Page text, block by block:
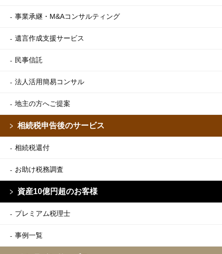
事業承継・M&Aコンサルティング
遺言作成支援サービス
民事信託
法人活用簡易コンサル
地主の方へご提案
相続税申告後のサービス
相続税還付
お助け税務調査
資産10億円超のお客様
プレミアム税理士
事例一覧